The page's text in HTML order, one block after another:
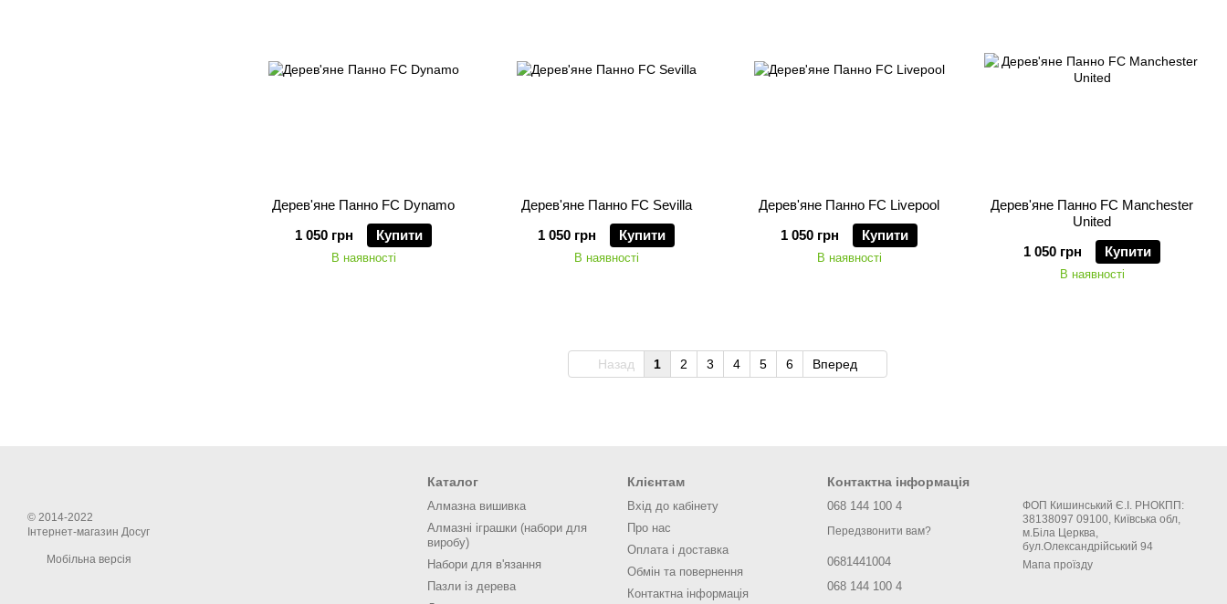
Дерев'яне Панно FC Dynamo
1 050 грн
Купити
В наявності
Дерев'яне Панно FC Sevilla
1 050 грн
Купити
В наявності
Дерев'яне Панно FC Livepool
1 050 грн
Купити
В наявності
Дерев'яне Панно FC Manchester
United
1 050 грн
Купити
В наявності
Назад 1 2 3 4 5 6 Вперед
© 2014-2022
Інтернет-магазин Досуг
Мобільна версія
Каталог
Алмазна вишивка
Алмазні іграшки (набори для
виробу)
Набори для в'язання
Пазли із дерева
Клієнтам
Вхід до кабінету
Про нас
Оплата і доставка
Обмін та повернення
Контактна інформація
Контактна інформація
068 144 100 4
Передзвонити вам?
0681441004
068 144 100 4
ФОП Кишинський Є.І. РНОКПП:
38138097 09100, Київська обл,
м.Біла Церква,
бул.Олександрійський 94
Мапа проїзду